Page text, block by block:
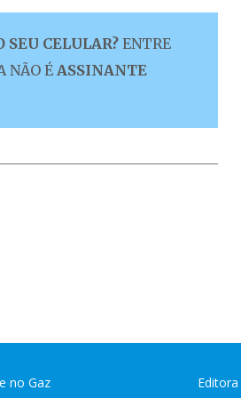
SEU CELULAR? ENTRE
NÃO ÉASSINANTE
no Gaz